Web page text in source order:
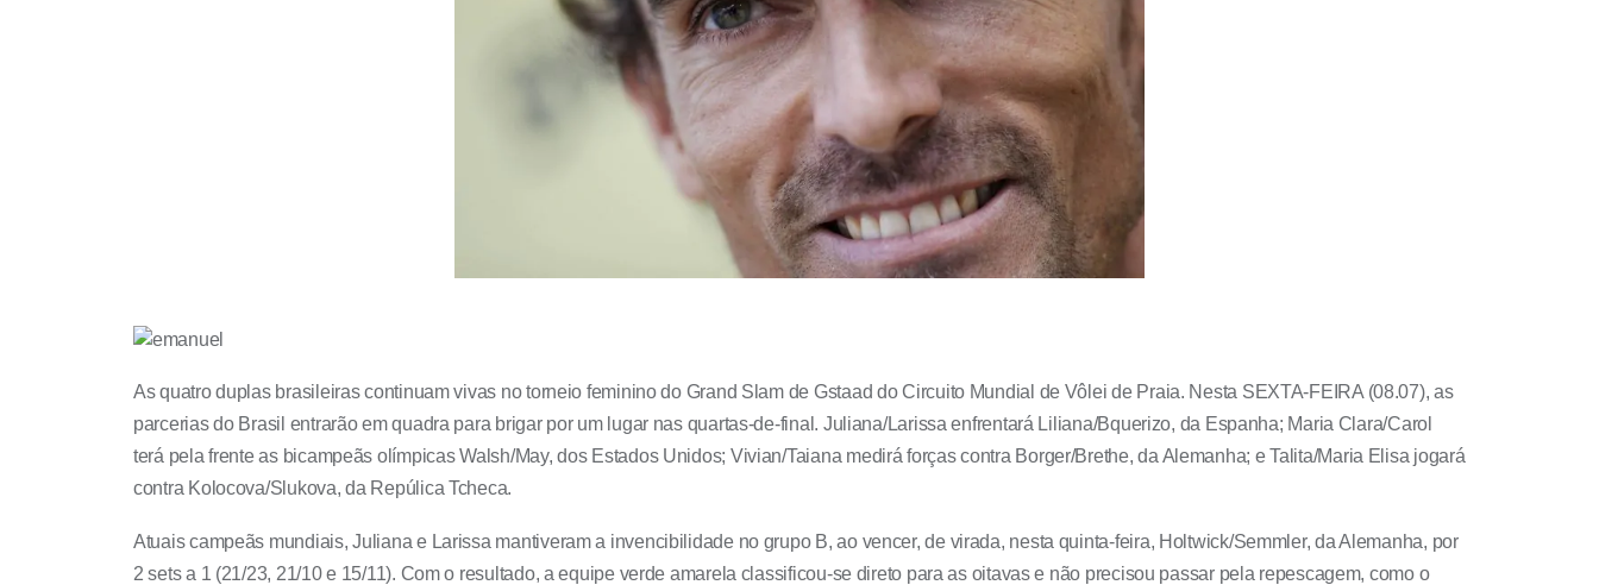
As quatro duplas brasileiras continuam vivas no torneio feminino do Grand Slam de Gstaad do Circuito Mundial de Vôlei de Praia. Nesta SEXTA-FEIRA (08.07), as
parcerias do Brasil entrarão em quadra para brigar por um lugar nas quartas-de-final. Juliana/Larissa enfrentará Liliana/Bquerizo, da Espanha; Maria Clara/Carol
terá pela frente as bicampeãs olímpicas Walsh/May, dos Estados Unidos; Vivian/Taiana medirá forças contra Borger/Brethe, da Alemanha; e Talita/Maria Elisa jogará
contra Kolocova/Slukova, da Repúlica Tcheca.
Atuais campeãs mundiais, Juliana e Larissa mantiveram a invencibilidade no grupo B, ao vencer, de virada, nesta quinta-feira, Holtwick/Semmler, da Alemanha, por
2 sets a 1 (21/23, 21/10 e 15/11). Com o resultado, a equipe verde amarela classificou-se direto para as oitavas e não precisou passar pela repescagem, como o